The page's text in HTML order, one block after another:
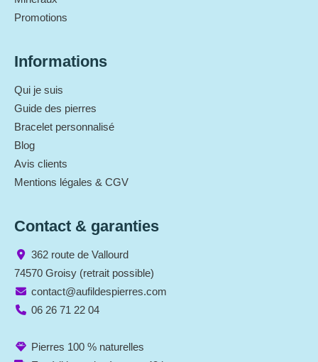
Promotions
Informations
Qui je suis
Guide des pierres
Bracelet personnalisé
Blog
Avis clients
Mentions légales & CGV
Contact & garanties
362 route de Vallourd
74570 Groisy (retrait possible)
contact@aufildespierres.com
06 26 71 22 04
Pierres 100 % naturelles